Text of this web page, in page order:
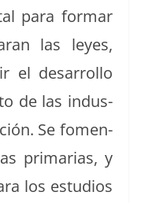
para for­mar
las leyes,
el desar­rol­lo
de las indus­
Se fomen­
pri­marias, y
los estu­dios